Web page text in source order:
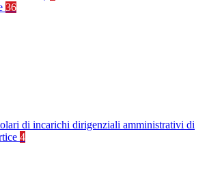
36
di incarichi dirigenziali amministrativi di
4